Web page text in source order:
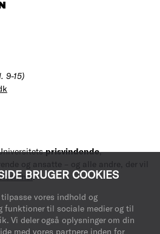
BRUGER COOKIES
vores indhold og
funktioner til sociale medier og til
Vi deler også oplysninger om din
med vores partnere inden for
9-15)
prisvindende,
og ansatte – og alle andre, der vil
her.